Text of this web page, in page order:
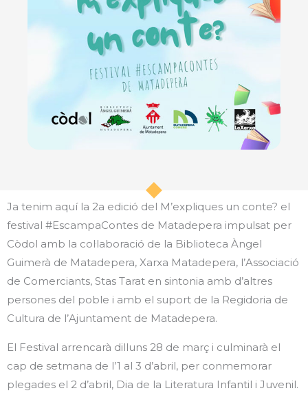
Ja tenim aquí la 2a edició del M’expliques un conte? el
festival #EscampaContes de Matadepera impulsat per
Còdol amb la col·laboració de la Biblioteca Àngel
Guimerà de Matadepera, Xarxa Matadepera, l’Associació
de Comerciants, Stas Tarat en sintonia amb d’altres
persones del poble i amb el suport de la Regidoria de
Cultura de l’Ajuntament de Matadepera.
El Festival arrencarà dilluns 28 de març i culminarà el
cap de setmana de l’1 al 3 d’abril, per conmemorar
plegades el 2 d’abril, Dia de la Literatura Infantil i Juvenil.